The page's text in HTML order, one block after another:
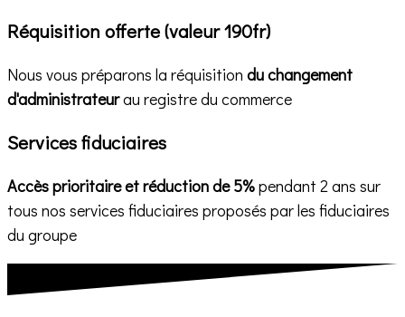
Réquisition offerte (valeur 190fr)
Nous vous préparons la réquisition du changement
d'administrateurau registre du commerce
Services fiduciaires
Accès prioritaire et réduction de 5%pendant 2 ans sur
tous nos services fiduciaires proposés par les fiduciaires
du groupe